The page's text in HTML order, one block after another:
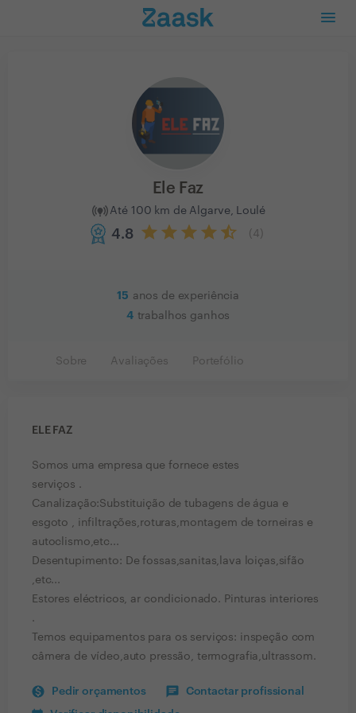
Ele Faz
Até 100 km de Algarve, Loulé
4.8 4
15 anos de experiência
4 trabalhos ganhos
Sobre Avaliações Portefólio
ELE FAZ
Somos uma empresa que fornece estes
serviços .
Canalização:Substituição de tubagens de água e
esgoto , infiltrações,roturas,montagem de torneiras e
autoclismo,etc...
Desentupimento: De fossas,sanitas,lava loiças,sifão
,etc...
Estores eléctricos, ar condicionado. Pinturas interiores
.
Temos equipamentos para os serviços: inspeção com
câmera de vídeo,auto pressão, termografia,ultrassom.
Pedir orçamentos Contactar profissional